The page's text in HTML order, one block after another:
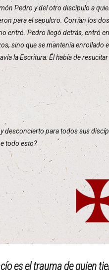
Pedro y del otro discípulo a
para el sepulcro. Corrían los
entró. Pedro llegó detrás, entró
sino que se mantenía
la Escritura: Él había de
desconcierto para todos sus
todo esto?
es el trauma de quien